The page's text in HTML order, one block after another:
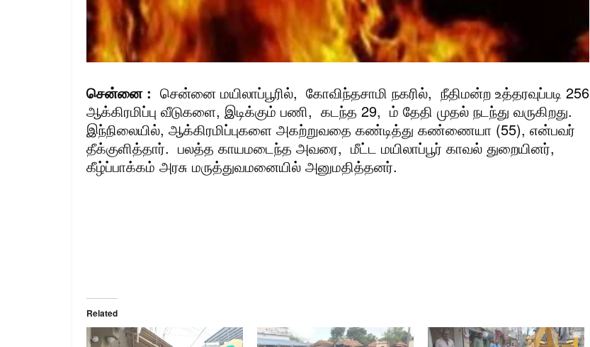
சென்னை : சென்னை மயிலாப்பூரில், கோவிந்தசாமி நகரில், நீதிமன்ற உத்தரவுப்படி 256
ஆக்கிரமிப்பு வீடுகளை, இடிக்கும் பணி, கடந்த 29, ம் தேதி முதல் நடந்து வருகிறது.
இந்நிலையில், ஆக்கிரமிப்புகளை அகற்றுவதை கண்டித்து கண்ணையா (55), என்பவர்
தீக்குளித்தார். பலத்த காயமடைந்த அவரை, மீட்ட மயிலாப்பூர் காவல் துறையினர்,
கீழ்ப்பாக்கம் அரசு மருத்துவமனையில் அனுமதித்தனர்.
Related